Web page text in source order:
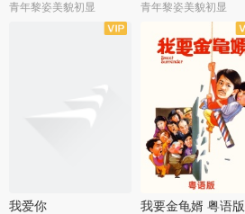
青年黎姿美貌初显 青年黎姿美貌初显
我爱你 我要金龟婿 粤语版